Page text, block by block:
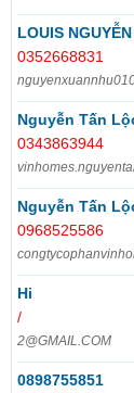
LOUIS NGUYỄN
0352668831
Nguyễn Tấn
0343863944
Nguyễn Tấn
0968525586
Hi
/
2@GMAIL.COM
0898755851